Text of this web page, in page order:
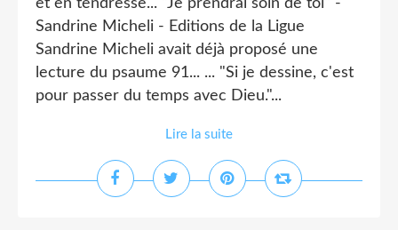
et en tendresse... "Je prendrai soin de toi" -
Sandrine Micheli - Editions de la Ligue
Sandrine Micheli avait déjà proposé une
lecture du psaume 91... ... "Si je dessine, c'est
pour passer du temps avec Dieu."...
Lire la suite